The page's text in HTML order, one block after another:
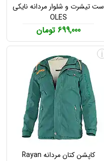
ست تیشرت و شلوار مردانه نایکی
OLES
699,000 تومان
کاپشن کتان مردانه Rayan
i